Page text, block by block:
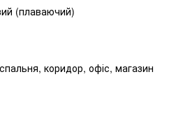
(плаваючий)
коридор, офіс, магазин